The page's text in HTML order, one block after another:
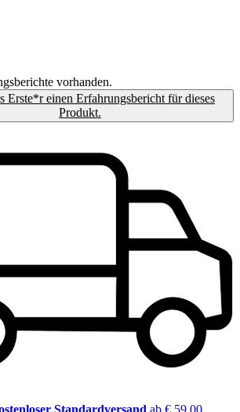
vorhanden.
Erste*r einen Erfahrungsbericht für dieses
Produkt.
Standardversand ab € 59,00